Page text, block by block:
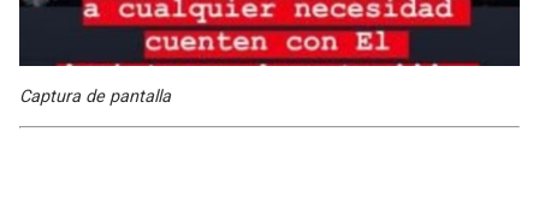
Captura de pantalla